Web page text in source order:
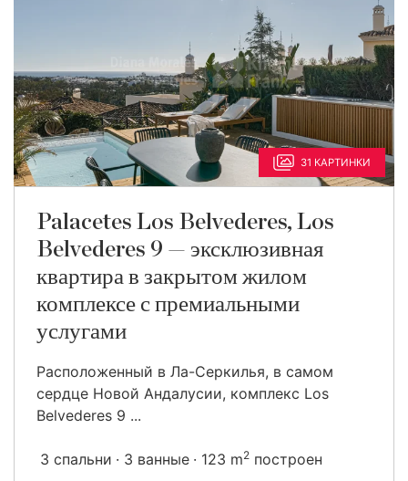
31 КАРТИНКИ
Palacetes Los Belvederes, Los
Belvederes 9 — эксклюзивная
квартира в закрытом жилом
комплексе с премиальными
услугами
Расположенный в Ла-Серкилья, в самом
сердце Новой Андалусии, комплекс Los
Belvederes 9 ...
3 спальни 3 ванные 123 m2 построен